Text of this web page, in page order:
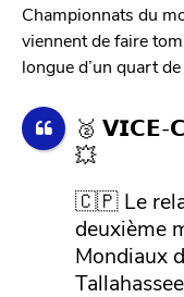
Championnats du
viennent de faire
longue d’un quart
🥈
💥
🇨🇵 Le
deuxième
Mondiaux